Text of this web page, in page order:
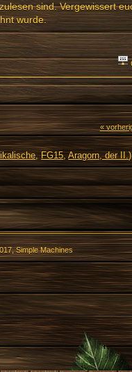
sind. Vergewissert
wurde.
«
,FG15,Aragorn, der II.
,Simple Machines